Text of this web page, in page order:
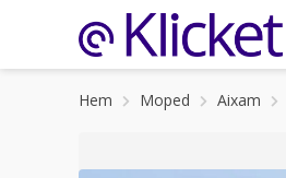
Hem Moped Aixam